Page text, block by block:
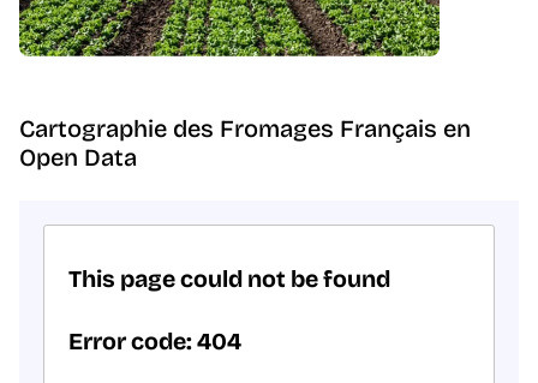
Cartographie des Fromages Français en
Open Data